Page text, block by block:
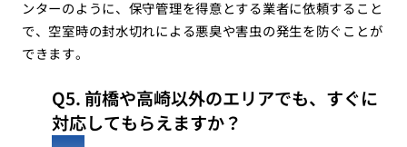
ンターのように、保守管理を得意とする業者に依頼すること
で、空室時の封水切れによる悪臭や害虫の発生を防ぐことが
できます。
Q5. 前橋や高崎以外のエリアでも、すぐに
対応してもらえますか？